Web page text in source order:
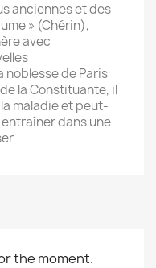
anciennes et des
» (Chérin),
avec
noblesse de Paris
la Constituante, il
maladie et peut-
dans une
the moment.